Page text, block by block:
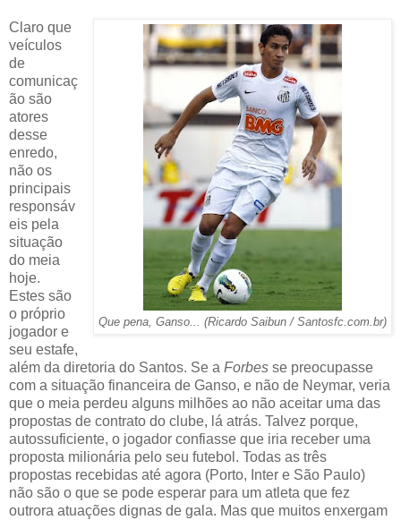
Que pena, Ganso... (Ricardo Saibun / Santosfc.com.br)
Claro que
veículos
de
comunicaç
ão são
atores
desse
enredo,
não os
principais
responsáv
eis pela
situação
do meia
hoje.
Estes são
o próprio
jogador e
seu estafe,
além da diretoria do Santos. Se a Forbes se preocupasse
com a situação financeira de Ganso, e não de Neymar, veria
que o meia perdeu alguns milhões ao não aceitar uma das
propostas de contrato do clube, lá atrás. Talvez porque,
autossuficiente, o jogador confiasse que iria receber uma
proposta milionária pelo seu futebol. Todas as três
propostas recebidas até agora (Porto, Inter e São Paulo)
não são o que se pode esperar para um atleta que fez
outrora atuações dignas de gala. Mas que muitos enxergam